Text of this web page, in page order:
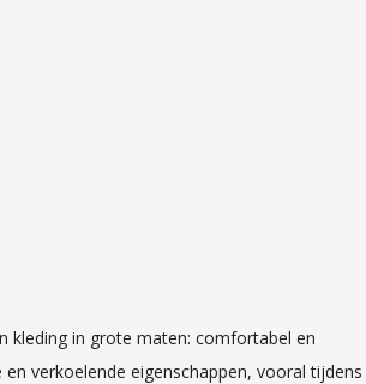
kleding in grote maten: comfortabel en
verkoelende eigenschappen, vooral tijdens